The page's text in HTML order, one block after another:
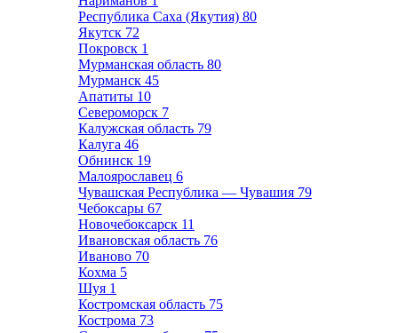
Республика Саха (Якутия) 80
Якутск 72
Покровск 1
Мурманская область 80
Мурманск 45
Апатиты 10
Североморск 7
Калужская область 79
Калуга 46
Обнинск 19
Малоярославец 6
Чувашская Республика — Чувашия 79
Чебоксары 67
Новочебоксарск 11
Ивановская область 76
Иваново 70
Кохма 5
Шуя 1
Костромская область 75
Кострома 73